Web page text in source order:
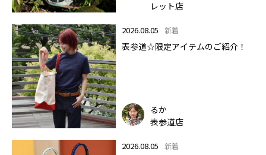
レット店
2026.08.05 新着
表参道☆限定アイテムのご紹介！
るか
表参道店
2026.08.05 新着